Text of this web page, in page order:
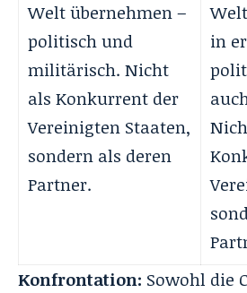
Welt übernehmen –
politisch und
militärisch. Nicht
als Konkurrent der
Vereinigten Staaten,
sondern als deren
Partner.
in
Konfrontation: Sowohl die